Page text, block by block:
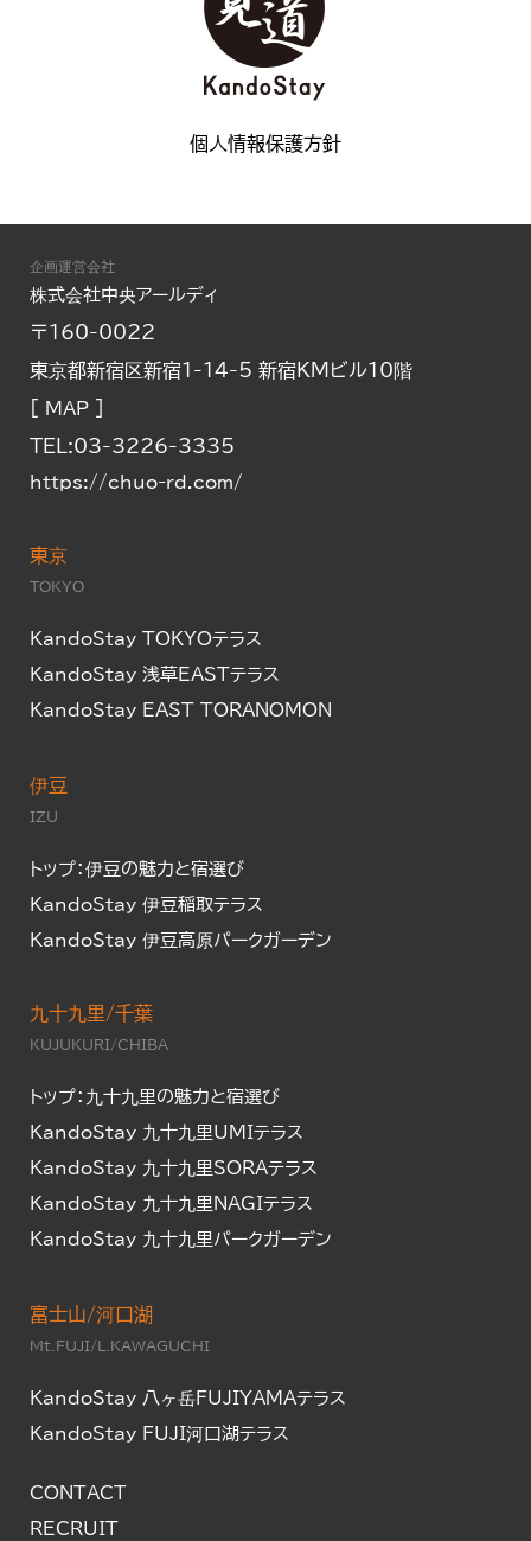
個人情報保護方針
企画運営会社
株式会社中央アールディ
〒160-0022
東京都新宿区新宿1-14-5 新宿KMビル10階
MAP
TEL:03-3226-3335
https://chuo-rd.com/
東京
TOKYO
KandoStay TOKYOテラス
KandoStay 浅草EASTテラス
KandoStay EAST TORANOMON
伊豆
IZU
トップ：伊豆の魅力と宿選び
KandoStay 伊豆稲取テラス
KandoStay 伊豆高原パークガーデン
九十九里/千葉
KUJUKURI/CHIBA
トップ：九十九里の魅力と宿選び
KandoStay 九十九里UMIテラス
KandoStay 九十九里SORAテラス
KandoStay 九十九里NAGIテラス
KandoStay 九十九里パークガーデン
富士山/河口湖
Mt.FUJI/L.KAWAGUCHI
KandoStay 八ヶ岳FUJIYAMAテラス
KandoStay FUJI河口湖テラス
CONTACT
RECRUIT